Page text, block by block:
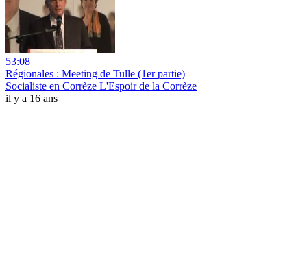
53:08
Régionales : Meeting de Tulle (1er partie)
Socialiste en Corrèze L'Espoir de la Corrèze
il y a 16 ans